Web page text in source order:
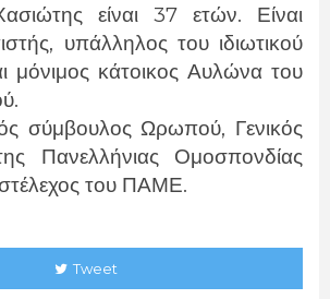
είναι 37 ετών. Είναι
υπάλληλος του ιδιωτικού
μόνιμος κάτοικος Αυλώνα του
σύμβουλος Ωρωπού, Γενικός
Πανελλήνιας Ομοσπονδίας
του ΠΑΜΕ.
Tweet